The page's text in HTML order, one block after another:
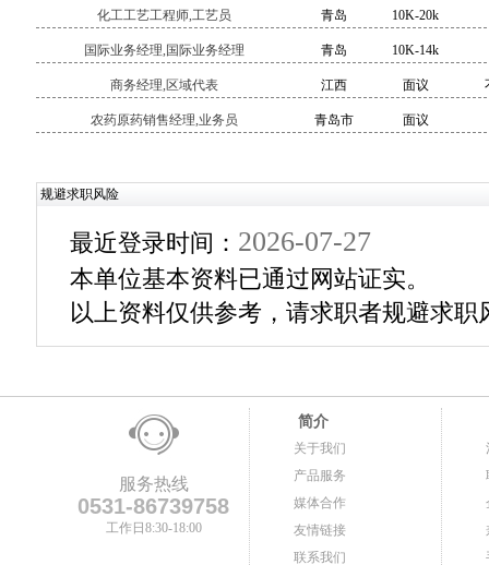
化工工艺工程师,工艺员 青岛 10K-20k
国际业务经理,国际业务经理 青岛 10K-14k
商务经理,区域代表 江西 面议
农药原药销售经理,业务员 青岛市 面议
规避求职风险
最近登录时间： 2026-07-27
本单位基本资料已通过网站证实。
以上资料仅供参考，请求职者规避求职
服务热线
0531-86739758
工作日8:30-18:00
简介
关于我们
产品服务
媒体合作
友情链接
联系我们